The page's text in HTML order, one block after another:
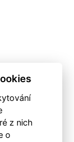
z nich
o